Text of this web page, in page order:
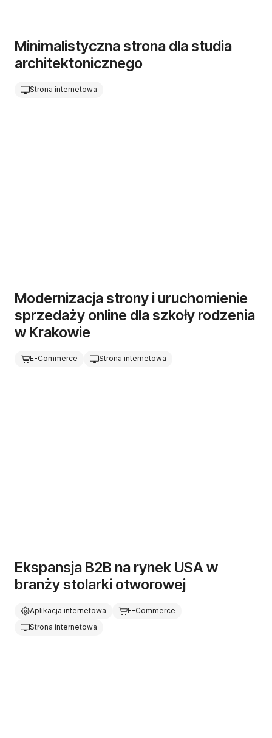
Minimalistyczna strona dla studia
architektonicznego
Strona internetowa
Modernizacja strony i uruchomienie
sprzedaży online dla szkoły rodzenia
w Krakowie
E-Commerce Strona internetowa
Ekspansja B2B na rynek USA w
branży stolarki otworowej
Aplikacja internetowa
E-Commerce
Strona internetowa